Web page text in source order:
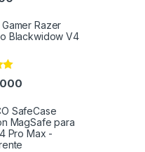
Razer
Blackwidow V4
SafeCase
MagSafe para
Pro Max -